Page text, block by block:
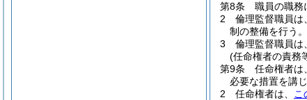
第8条
職員の職務
2
倫理監督職員は
制の整備を行う。
3
倫理監督職員は
(任命権者の責務
第9条
任命権者は
必要な措置を講
2
任命権者は、 こ